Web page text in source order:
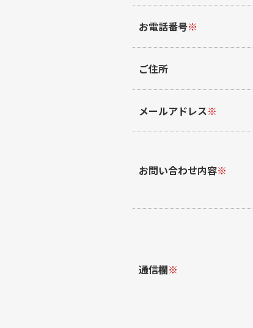
お電話番号※
ご住所
メールアドレス※
お問い合わせ内容※
通信欄※